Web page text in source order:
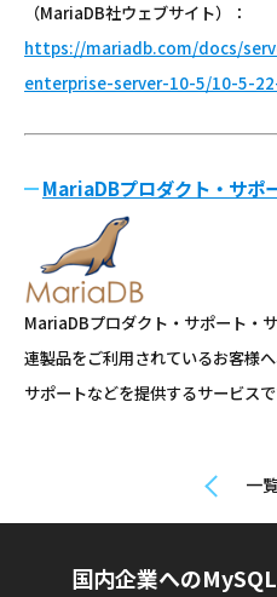
（MariaDB社ウェブサイト）：
https://mariadb.com/docs/
enterprise-server-10-5/10-5-
MariaDBプロダクト・サポ
MariaDBプロダクト・サポート・
連製品をご利用されているお客様
サポートなどを提供するサービスで
一
国内企業への